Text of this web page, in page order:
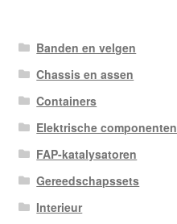
Banden en velgen
Chassis en assen
Containers
Elektrische componenten
FAP-katalysatoren
Gereedschapssets
Interieur